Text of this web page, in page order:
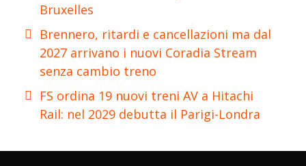
Bruxelles
Brennero, ritardi e cancellazioni ma dal
2027 arrivano i nuovi Coradia Stream
senza cambio treno
FS ordina 19 nuovi treni AV a Hitachi
Rail: nel 2029 debutta il Parigi-Londra